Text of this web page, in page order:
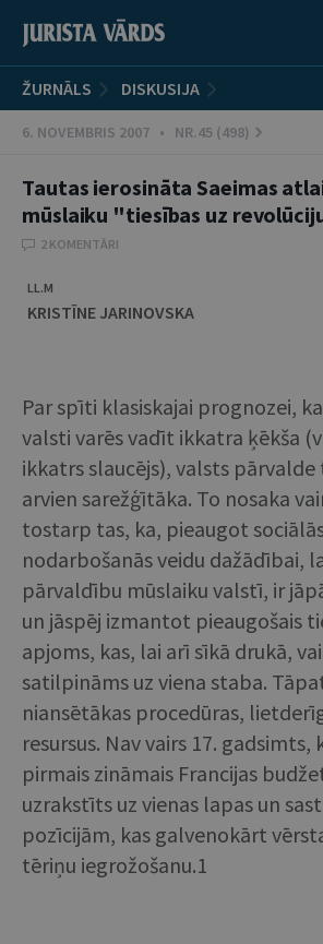
ŽURNĀLS DISKUSIJA
6. NOVEMBRIS 2007 • NR.45 (498)
Tautas ierosināta Saeimas
mūslaiku "tiesības uz
2 KOMENTĀRI
LL.M
KRISTĪNE JARINOVSKA
Par spīti klasiskajai prognozei,
valsti varēs vadīt ikkatra ķēkša
ikkatrs slaucējs), valsts
arvien sarežģītāka. To nosaka
tostarp tas, ka, pieaugot
nodarbošanās veidu dažādībai,
pārvaldību mūslaiku valstī, ir
un jāspēj izmantot pieaugošais
apjoms, kas, lai arī sīkā drukā,
satilpināms uz viena staba.
niansētākas procedūras,
resursus. Nav vairs 17.
pirmais zināmais Francijas
uzrakstīts uz vienas lapas un
pozīcijām, kas galvenokārt
tēriņu iegrožošanu.1